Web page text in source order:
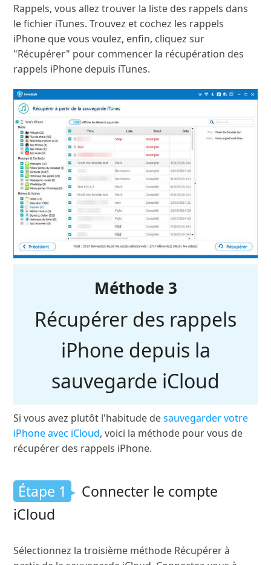
Rappels, vous allez trouver la liste des rappels dans
le fichier iTunes. Trouvez et cochez les rappels
iPhone que vous voulez, enfin, cliquez sur
"Récupérer" pour commencer la récupération des
rappels iPhone depuis iTunes.
Méthode 3
Récupérer des rappels
iPhone depuis la
sauvegarde iCloud
Si vous avez plutôt l'habitude desauvegarder votre
iPhone avec iCloud, voici la méthode pour vous de
récupérer des rappels iPhone.
Étape 1
Connecter le compte
iCloud
Sélectionnez la troisième méthode Récupérer à